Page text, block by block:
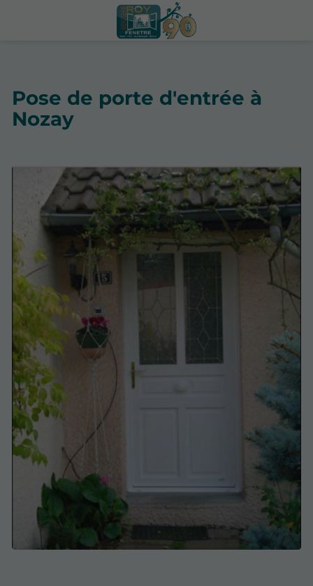
Pose de porte d'entrée à
Nozay